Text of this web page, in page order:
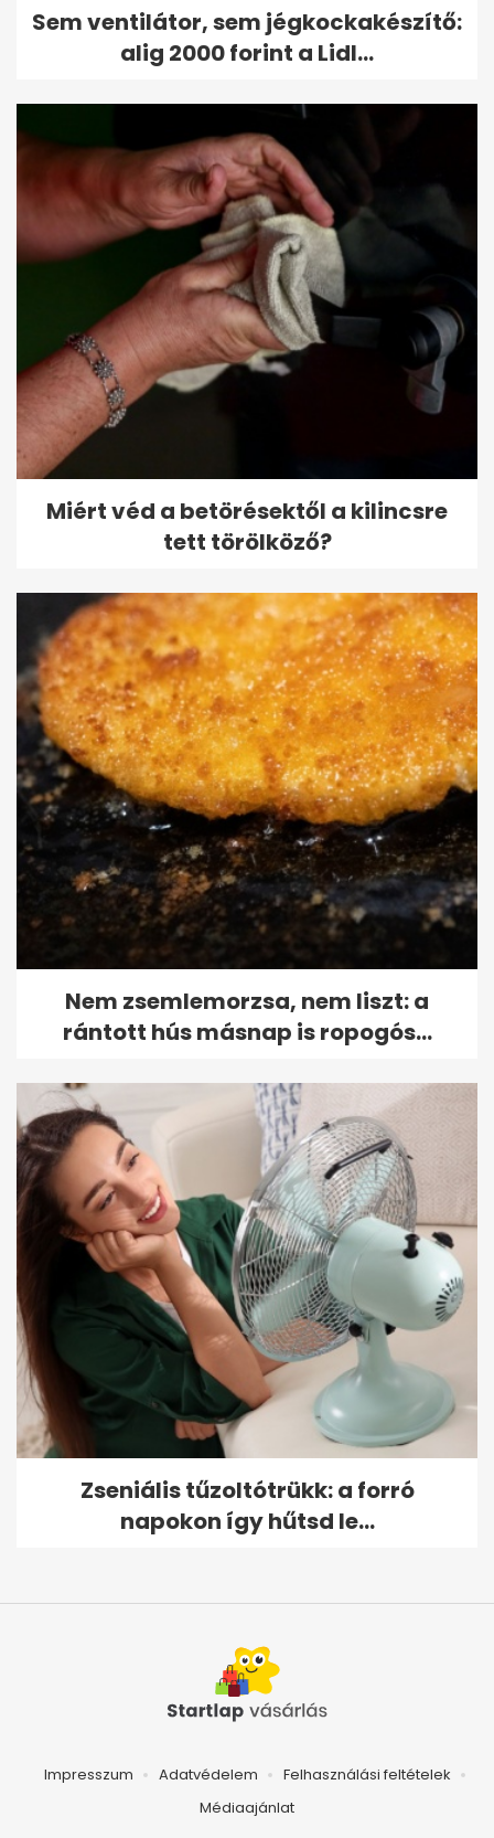
Sem ventilátor, sem jégkockakészítő:
alig 2000 forint a Lidl...
Miért véd a betörésektől a kilincsre
tett törölköző?
Nem zsemlemorzsa, nem liszt: a
rántott hús másnap is ropogós...
Zseniális tűzoltótrükk: a forró
napokon így hűtsd le...
Impresszum Adatvédelem
Felhasználási feltételek
Médiaajánlat